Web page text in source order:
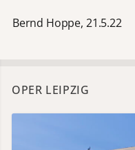
Bernd Hoppe, 21.5.22
OPER LEIPZIG